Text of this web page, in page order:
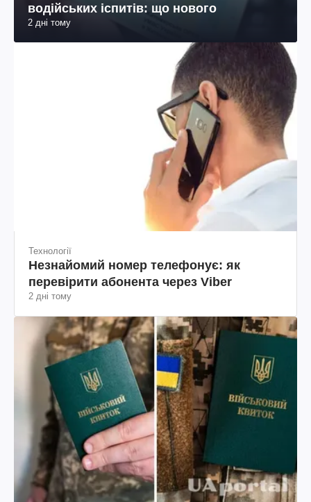
водійських іспитів: що нового
2 дні тому
Технології
Незнайомий номер телефонує: як
перевірити абонента через Viber
2 дні тому